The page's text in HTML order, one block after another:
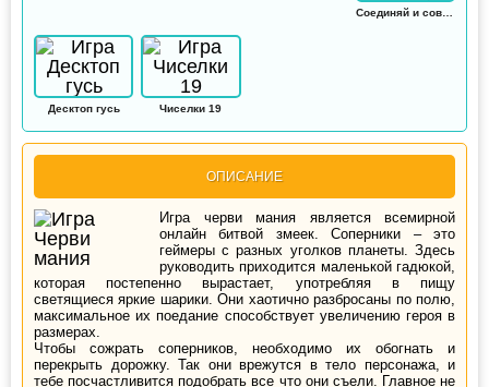
ОПИСАНИЕ
Игра черви мания является всемирной
онлайн битвой змеек. Соперники – это
геймеры с разных уголков планеты. Здесь
руководить приходится маленькой гадюкой,
которая постепенно вырастает, употребляя в пищу
светящиеся яркие шарики. Они хаотично разбросаны по полю,
максимальное их поедание способствует увеличению героя в
размерах.
Чтобы сожрать соперников, необходимо их обогнать и
перекрыть дорожку. Так они врежутся в тело персонажа, и
тебе посчастливится подобрать все что они съели. Главное не
Соединяй и совмещай
Десктоп гусь Чиселки 19